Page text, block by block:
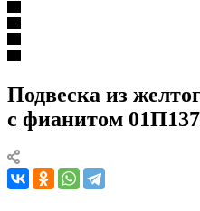
Подвеска из
с фианитом